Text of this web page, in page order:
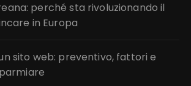
perché sta rivoluzionando il
in Europa
sito web: preventivo, fattori e